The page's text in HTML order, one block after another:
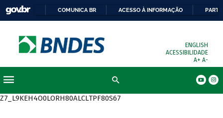
COMUNICA BR ACESSO À INFORMAÇÃO
ENGLISH
ACESSIBILIDADE
A+ A-
Z7_L9KEH4O0LORH80ALCLTPF80S67